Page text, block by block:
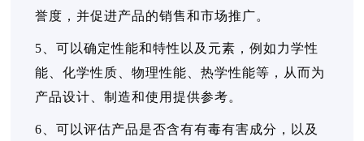
誉度，并促进产品的销售和市场推广。
5、可以确定性能和特性以及元素，例如力学性
能、化学性质、物理性能、热学性能等，从而为
产品设计、制造和使用提供参考。
6、可以评估产品是否含有有毒有害成分，以及